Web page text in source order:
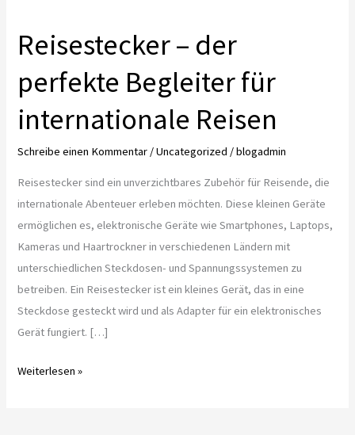
Reisestecker – der
perfekte Begleiter für
internationale Reisen
Schreibe einen Kommentar /Uncategorized /blogadmin
Reisestecker sind ein unverzichtbares Zubehör für Reisende, die
internationale Abenteuer erleben möchten. Diese kleinen Geräte
ermöglichen es, elektronische Geräte wie Smartphones, Laptops,
Kameras und Haartrockner in verschiedenen Ländern mit
unterschiedlichen Steckdosen- und Spannungssystemen zu
betreiben. Ein Reisestecker ist ein kleines Gerät, das in eine
Steckdose gesteckt wird und als Adapter für ein elektronisches
Gerät fungiert. […]
Reisestecker
Weiterlesen »